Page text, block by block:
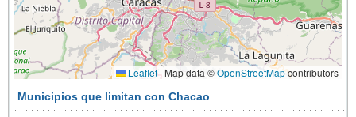
Leaflet| Map data ©OpenStreetMapcontributors
Municipios que limitan con Chacao